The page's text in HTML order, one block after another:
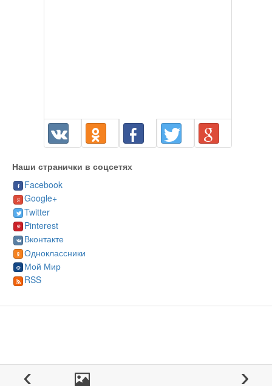
Наши странички в соцсетях
Facebook
Google+
Twitter
Pinterest
Вконтакте
Одноклассники
Мой Мир
RSS
‹ ›